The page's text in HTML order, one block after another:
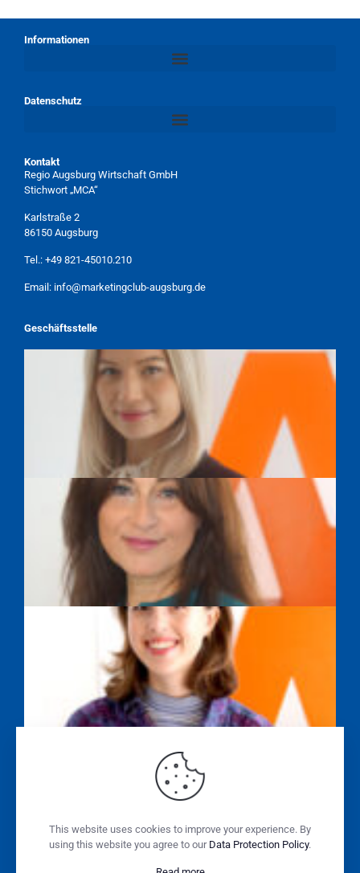
Informationen
Datenschutz
Kontakt
Regio Augsburg Wirtschaft GmbH
Stichwort „MCA“
Karlstraße 2
86150 Augsburg
Tel.: +49 821-45010.210
Email: info@marketingclub-augsburg.de
Geschäftsstelle
TAMARA WEBER
SAYEH FARAHPOUR
ALISSA WASILEWSKI
SABINE SONNENSCHEIN
This website uses cookies to improve your experience. By
using this website you agree to our Data Protection Policy.